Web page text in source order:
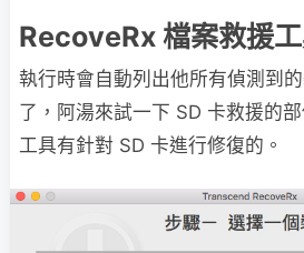
RecoveRx 檔案救援工
執行時會自動列出他所有偵測到
了，阿湯來試一下 SD 卡救援的
工具有針對 SD 卡進行修復的。